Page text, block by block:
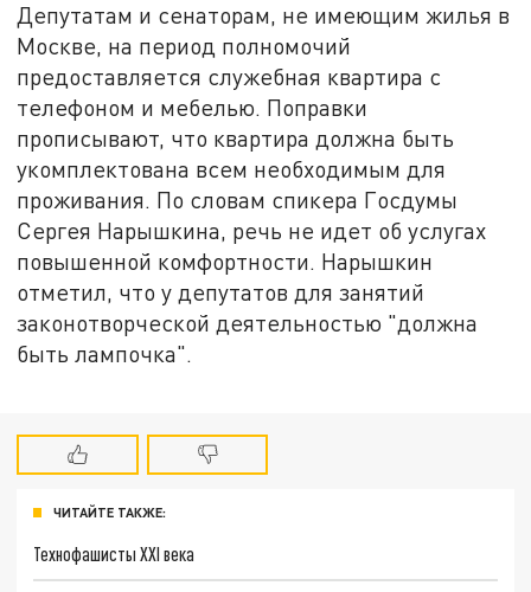
Депутатам и сенаторам, не имеющим жилья в
Москве, на период полномочий
предоставляется служебная квартира с
телефоном и мебелью. Поправки
прописывают, что квартира должна быть
укомплектована всем необходимым для
проживания. По словам спикера Госдумы
Сергея Нарышкина, речь не идет об услугах
повышенной комфортности. Нарышкин
отметил, что у депутатов для занятий
законотворческой деятельностью "должна
быть лампочка".
ЧИТАЙТЕ ТАКЖЕ:
Технофашисты XXI века